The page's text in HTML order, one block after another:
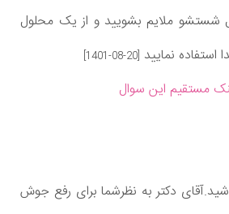
شستشو ملایم بشویید و از یک محلول
استفاده نمایید [1401-08-20]
مستقیم این سوال
دکتر به نظرشما برای رفع جوش